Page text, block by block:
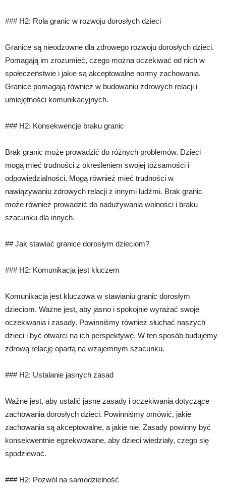
### H2: Rola granic w rozwoju dorosłych dzieci
Granice są nieodzowne dla zdrowego rozwoju dorosłych dzieci.
Pomagają im zrozumieć, czego można oczekiwać od nich w
społeczeństwie i jakie są akceptowalne normy zachowania.
Granice pomagają również w budowaniu zdrowych relacji i
umiejętności komunikacyjnych.
### H2: Konsekwencje braku granic
Brak granic może prowadzić do różnych problemów. Dzieci
mogą mieć trudności z określeniem swojej tożsamości i
odpowiedzialności. Mogą również mieć trudności w
nawiązywaniu zdrowych relacji z innymi ludźmi. Brak granic
może również prowadzić do nadużywania wolności i braku
szacunku dla innych.
## Jak stawiać granice dorosłym dzieciom?
### H2: Komunikacja jest kluczem
Komunikacja jest kluczowa w stawianiu granic dorosłym
dzieciom. Ważne jest, aby jasno i spokojnie wyrażać swoje
oczekiwania i zasady. Powinniśmy również słuchać naszych
dzieci i być otwarci na ich perspektywę. W ten sposób budujemy
zdrową relację opartą na wzajemnym szacunku.
### H2: Ustalanie jasnych zasad
Ważne jest, aby ustalić jasne zasady i oczekiwania dotyczące
zachowania dorosłych dzieci. Powinniśmy omówić, jakie
zachowania są akceptowalne, a jakie nie. Zasady powinny być
konsekwentnie egzekwowane, aby dzieci wiedziały, czego się
spodziewać.
### H2: Pozwól na samodzielność